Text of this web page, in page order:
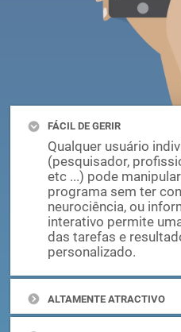
FÁCIL DE GERIR
Qualquer usuário
(pesquisador,
etc ...) pode
programa sem ter
neurociência, ou
interativo permite
das tarefas e
personalizado.